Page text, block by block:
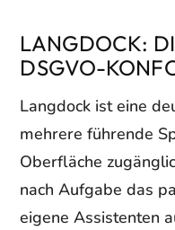
LANGDOCK:
DSGVO-
Langdock ist eine
mehrere führende
Oberfläche
nach Aufgabe das
eigene Assistenten